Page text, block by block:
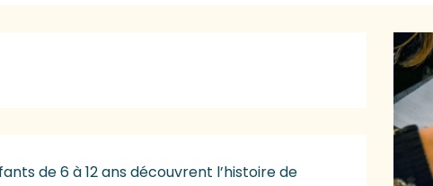
de 6 à 12 ans découvrent l’histoire de